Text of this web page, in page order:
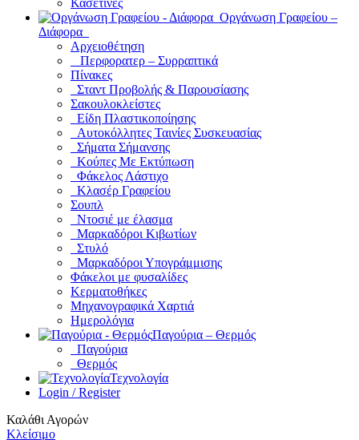
Κασετίνες
Οργάνωση Γραφείου –
Διάφορα
Αρχειοθέτηση
Περφορατερ – Συρραπτικά
Πίνακες
Σταντ Προβολής & Παρουσίασης
Σακουλοκλείστες
Είδη Πλαστικοποίησης
Αυτοκόλλητες Ταινίες Συσκευασίας
Σήματα Σήμανσης
Κούπες Με Εκτύπωση
Φάκελος Λάστιχο
Κλασέρ Γραφείου
Σουπλ
Ντοσιέ με έλασμα
Μαρκαδόροι Κιβωτίων
Στυλό
Μαρκαδόροι Υπογράμμισης
Φάκελοι με φυσαλίδες
Κερματοθήκες
Μηχανογραφικά Χαρτιά
Ημερολόγια
Παγούρια – Θερμός
Παγούρια
Θερμός
Τεχνολογία
Login / Register
Καλάθι Αγορών
Κλείσιμο